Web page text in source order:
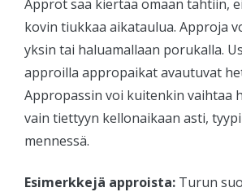
Approt saa kiertää omaan tahtiin,
kovin tiukkaa aikataulua. Approja
yksin tai haluamallaan porukalla.
approilla appropaikat avautuvat
Appropassin voi kuitenkin vaihtaa
vain tiettyyn kellonaikaan asti,
mennessä.
Esimerkkejä approista: Turun